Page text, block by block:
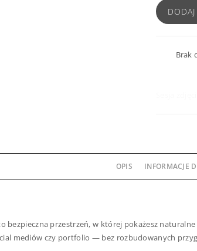
Brak
OPIS INFORMACJE
bezpieczna przestrzeń, w której pokażesz
mediów czy portfolio — bez rozbudowanych